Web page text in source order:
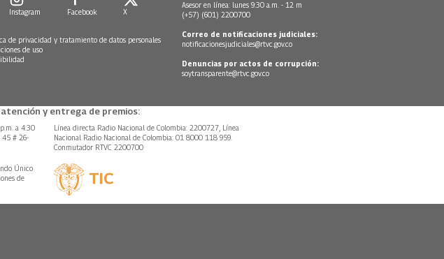
Instagram Facebook X
de privacidad y tratamiento de datos personales
de uso
Asesor en línea: lunes 9:30 a.m. - 12 m
(+57) (601) 2200700
Correo de notificaciones judiciales:
notificacionesjudiciales@rtvc.gov.co
Denuncias por actos de corrupción:
soytransparente@rtvc.gov.co
y entrega de premios:
a 4:30
45 # 26-
Línea directa Radio Nacional de Colombia: 2200727, Línea
Nacional Radio Nacional de Colombia: 01 8000 118 959.
Conmutador RTVC 2200700
Único
de